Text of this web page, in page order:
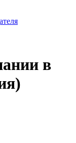
в